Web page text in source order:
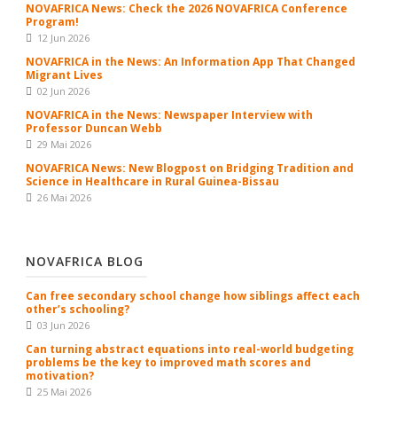
NOVAFRICA News: Check the 2026 NOVAFRICA Conference
Program!
12 Jun 2026
NOVAFRICA in the News: An Information App That Changed
Migrant Lives
02 Jun 2026
NOVAFRICA in the News: Newspaper Interview with
Professor Duncan Webb
29 Mai 2026
NOVAFRICA News: New Blogpost on Bridging Tradition and
Science in Healthcare in Rural Guinea-Bissau
26 Mai 2026
NOVAFRICA BLOG
Can free secondary school change how siblings affect each
other’s schooling?
03 Jun 2026
Can turning abstract equations into real-world budgeting
problems be the key to improved math scores and
motivation?
25 Mai 2026